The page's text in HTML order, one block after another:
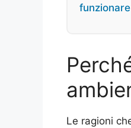
funzionare
Le ragioni